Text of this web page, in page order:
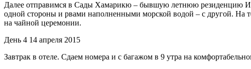
Далее отправимся в Сады Хамарикю – бывшую летнюю резиденцию
одной стороны и рвами наполненными морской водой – с другой. На
на чайной церемонии.
День 4 14 апреля 2015
Завтрак в отеле. Сдаем номера и с багажом в 9 утра на